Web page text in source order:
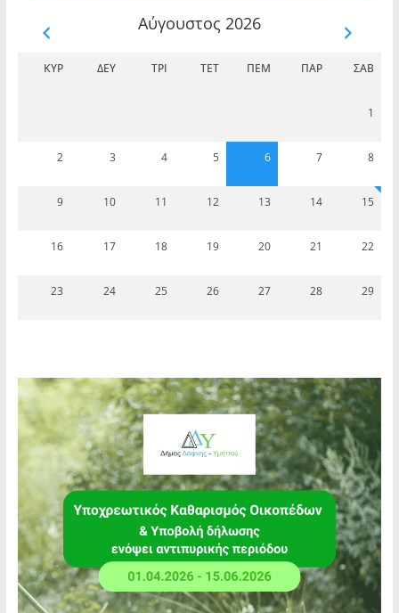
Αύγουστος 2026
ΚΥΡ ΔΕΥ ΤΡΊ ΤΕΤ ΠΈΜ ΠΑΡ ΣΆΒ
1
2 3 4 5 6 7 8
9 10 11 12 13 14 15
16 17 18 19 20 21 22
23 24 25 26 27 28 29